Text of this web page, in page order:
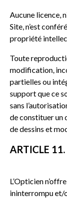
Aucune licence,
Site, n’est
propriété
Toute
modification,
partielles ou
support que ce
sans
de constituer un
de dessins et
ARTICLE
L’Opticien
ininterrompu et/